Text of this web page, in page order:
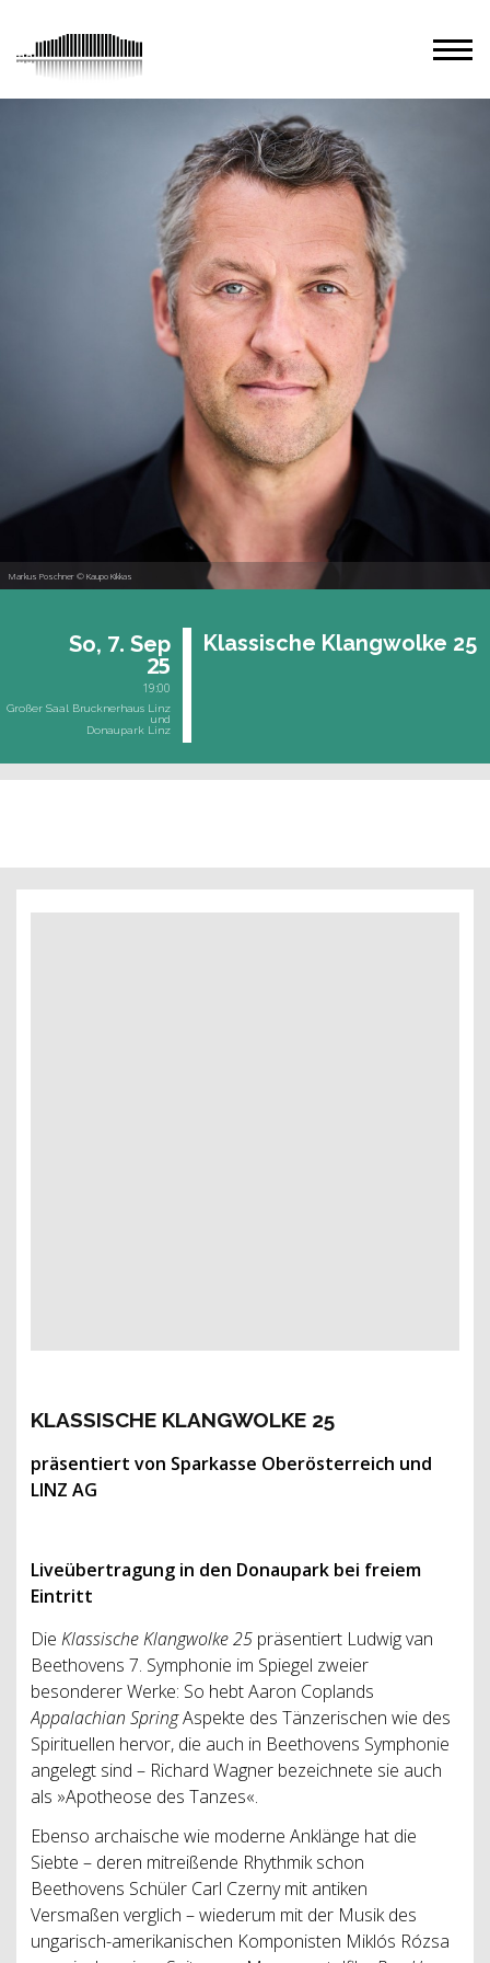
Markus Poschner © Kaupo Kikkas
So, 7. Sep
25
19:00
Großer Saal Brucknerhaus Linz
und
Donaupark Linz
Klas­si­sche Klang­wol­ke 25
KLASSISCHE KLANGWOLKE 25
präsentiert von Sparkasse Oberösterreich und
LINZ AG
Liveübertragung in den Donaupark bei freiem
Eintritt
Die Klassische Klangwolke 25 präsentiert Ludwig van
Beethovens 7. Symphonie im Spiegel zweier
besonderer Werke: So hebt Aaron Coplands
Appalachian SpringAspekte des Tänzerischen wie des
Spirituellen hervor, die auch in Beethovens Symphonie
angelegt sind – Richard Wagner bezeichnete sie auch
als »Apotheose des Tanzes«.
Ebenso archaische wie moderne Anklänge hat die
Siebte – deren mitreißende Rhythmik schon
Beethovens Schüler Carl Czerny mit antiken
Versmaßen verglich – wiederum mit der Musik des
ungarisch-amerikanischen Komponisten Miklós Rózsa